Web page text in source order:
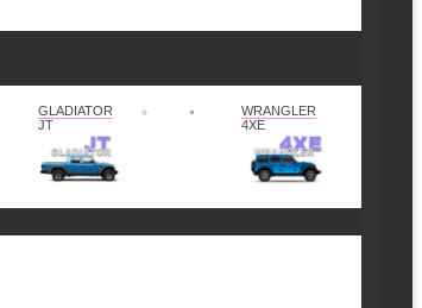
GLADIATOR
JT
WRANGLER
4XE